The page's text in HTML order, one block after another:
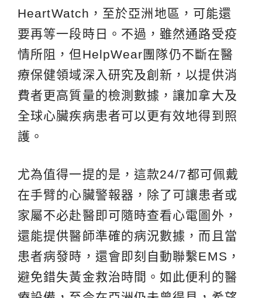
HeartWatch，至於亞洲地區，可能還
要再等一段時日。不過，雖然通路受疫
情所阻，但HelpWear團隊仍不斷在醫
療保健領域深入研究及創新，以提供消
費者更高質量的檢測數據，讓加拿大及
全球心臟疾病患者可以更有效地得到照
護。
尤為值得一提的是，這款24/7都可佩戴
在手臂的心臟警報器，除了可讓患者或
家屬不必赴醫即可隨時查看心電圖外，
還能提供醫師準確的病況數據，而且當
患者病發時，還會即刻自動聯繫EMS，
避免錯失黃金救治時間。如此便利的醫